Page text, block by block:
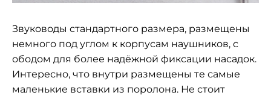
Звуководы стандартного размера, размещены
немного под углом к корпусам наушников, с
ободом для более надёжной фиксации насадок.
Интересно, что внутри размещены те самые
маленькие вставки из поролона. Не стоит